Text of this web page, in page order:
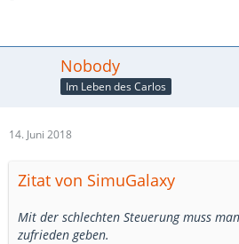
Nobody
Im Leben des Carlos
14. Juni 2018
Zitat von SimuGalaxy
Mit der schlechten Steuerung muss
zufrieden geben.